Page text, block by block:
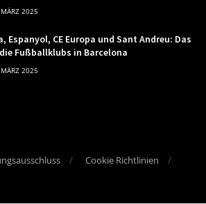
2025
Espanyol, CE Europa und Sant Andreu: Das
Fußballklubs in Barcelona
2025
Cookie Richtlinien